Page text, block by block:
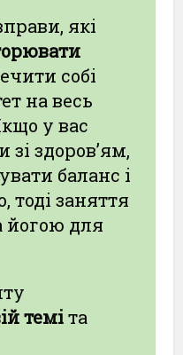
які
собі
на весь
у вас
здоров’ям,
баланс і
тоді заняття
йогою для
теміта